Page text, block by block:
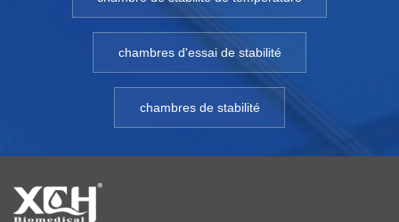
chambres d'essai de stabilité
chambres de stabilité